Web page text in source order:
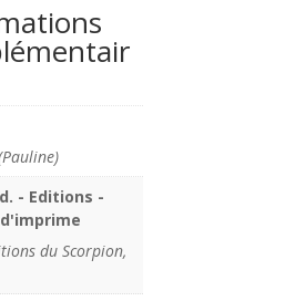
- Editions -
du Scorpion,